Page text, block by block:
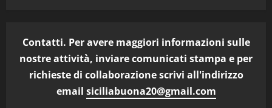
Contatti. Per avere maggiori informazioni sulle
nostre attività, inviare comunicati stampa e per
richieste di collaborazione scrivi all'indirizzo
email siciliabuona20@gmail.com